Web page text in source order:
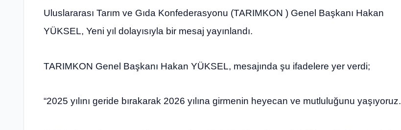
Uluslararası Tarım ve Gıda Konfederasyonu (TARIMKON ) Genel Başkanı Hakan
YÜKSEL, Yeni yıl dolayısıyla bir mesaj yayınlandı.
TARIMKON Genel Başkanı Hakan YÜKSEL, mesajında şu ifadelere yer verdi;
“2025 yılını geride bırakarak 2026 yılına girmenin heyecan ve mutluluğunu yaşıyoruz.